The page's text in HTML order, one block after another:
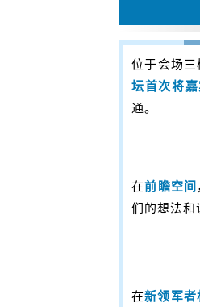
位于会场三
坛首次将
通。
在前瞻空间
们的想法和
在新领军者